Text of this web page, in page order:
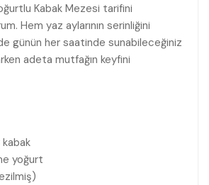
Kabak Mezesi tarifini
Hem yaz aylarının serinliğini
günün her saatinde sunabileceğiniz
adeta mutfağın keyfini
yoğurt